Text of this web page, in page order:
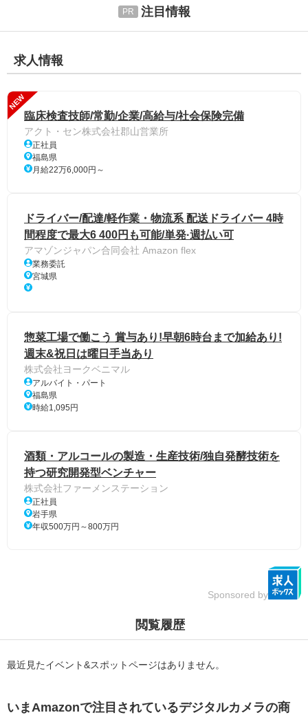
注目情報
求人情報
NEW
臨床検査技師/常勤/企業/高給与/社会保険完備
アクト・セン株式会社郡山営業所
正社員
福島県
月給22万6,000円～
ドライバー/配達/軽作業・物流系 配送ドライバー 4時
間程度で最大6 400円も可能/単発·週払い可
アマゾンジャパン合同会社 Amazon flex
業務委託
宮城県
惣菜工場で働こう 賞与あり!早朝6時台まで加給あり!
週末&祝日は曜日手当あり
株式会社ヨークベニマル
アルバイト・パート
福島県
時給1,095円
酒類・アルコールの製造・生産技術/独自発酵技術を
持つ研究開発型ベンチャー
株式会社ファーメンステーション
正社員
岩手県
年収500万円～800万円
Sponsored by
閲覧履歴
最近見たイベント&スポットページはありません。
いまAmazonで注目されているデジタルカメラの商